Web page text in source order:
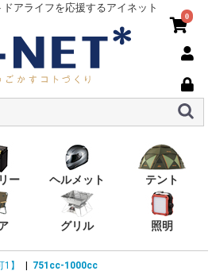
アライフを応援するアイネット
0
ー ヘルメット テント
グリル 照明
】 751cc-1000cc